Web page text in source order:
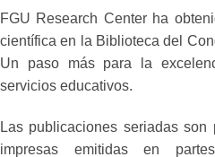
FGU Research Center ha
científica en la Biblioteca del
Un paso más para la
servicios educativos.
Las publicaciones seriadas
impresas emitidas en